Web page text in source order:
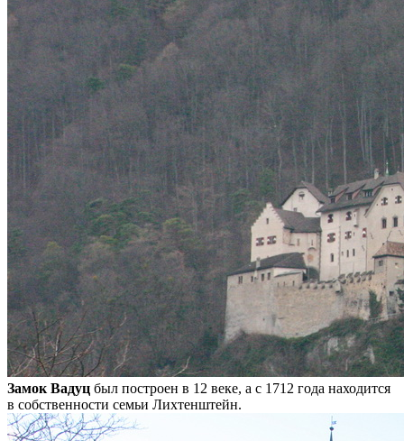
Замок Вадуц был построен в 12 веке, а с 1712 года находится
в собственности семьи Лихтенштейн.